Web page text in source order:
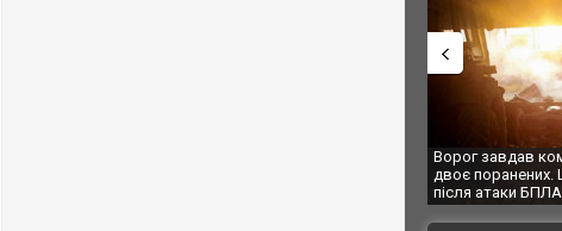
Ворог завдав комбінованого удару по Сумах,
двоє поранених. Ще десятеро постраждали
після атаки БПЛА по ринку на Сумщині. ФОТО